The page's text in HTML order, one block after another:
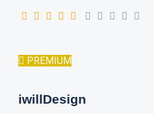
PREMIUM
iwillDesign